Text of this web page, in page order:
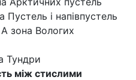
і напівпустель
зона Вологих
Тундри
між стислими